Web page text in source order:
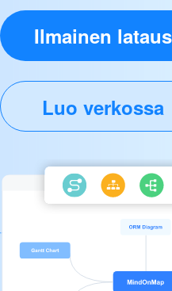
Ilmainen lataus
Luo verkossa